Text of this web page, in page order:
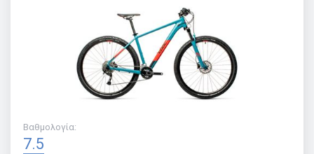
Βαθμολογία:
7.5